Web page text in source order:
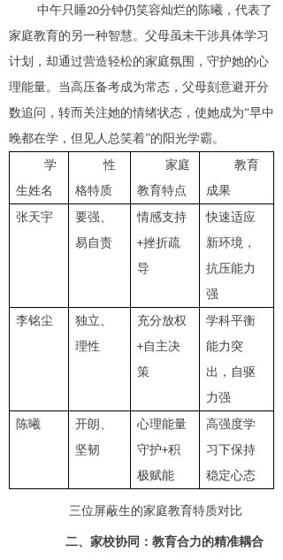
中午只睡20分钟仍笑容灿烂的陈曦，代表了
家庭教育的另一种智慧。父母虽未干涉具体学习
计划，却通过营造轻松的家庭氛围，守护她的心
理能量。当高压备考成为常态，父母刻意避开分
数追问，转而关注她的情绪状态，使她成为“早中
晚都在学，但见人总笑着”的阳光学霸。
学
生姓名
性
格特质
家庭
教育特点
教育
成果
张天宇
要强、
易自责
情感支持
+挫折疏
导
快速适应
新环境，
抗压能力
强
李铭尘
独立、
理性
充分放权
+自主决
策
学科平衡
能力突
出，自驱
力强
陈曦
开朗、
坚韧
心理能量
守护+积
极赋能
高强度学
习下保持
稳定心态
三位屏蔽生的家庭教育特质对比
二、家校协同：教育合力的精准耦合